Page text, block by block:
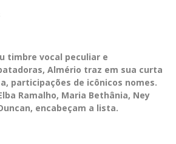
timbre vocal peculiar e
Almério traz em sua curta
participações de icônicos nomes.
Ramalho, Maria Bethânia, Ney
encabeçam a lista.